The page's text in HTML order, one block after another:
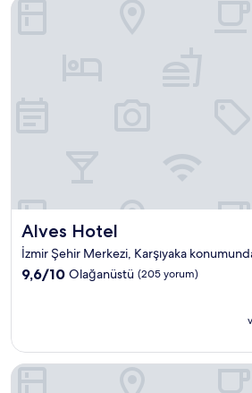
Alves Hotel
Alves Hotel
İzmir Şehir Merkezi, Karşıyaka
10
yorum)
9,6/10 Olağanüstü (205 yorum)
Alves Hotel
Kaya İzmir Thermal And Convention